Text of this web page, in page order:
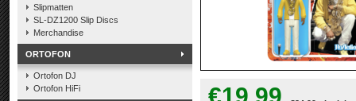
Slipmatten
SL-DZ1200 Slip Discs
Merchandise
ORTOFON
Ortofon DJ
Ortofon HiFi